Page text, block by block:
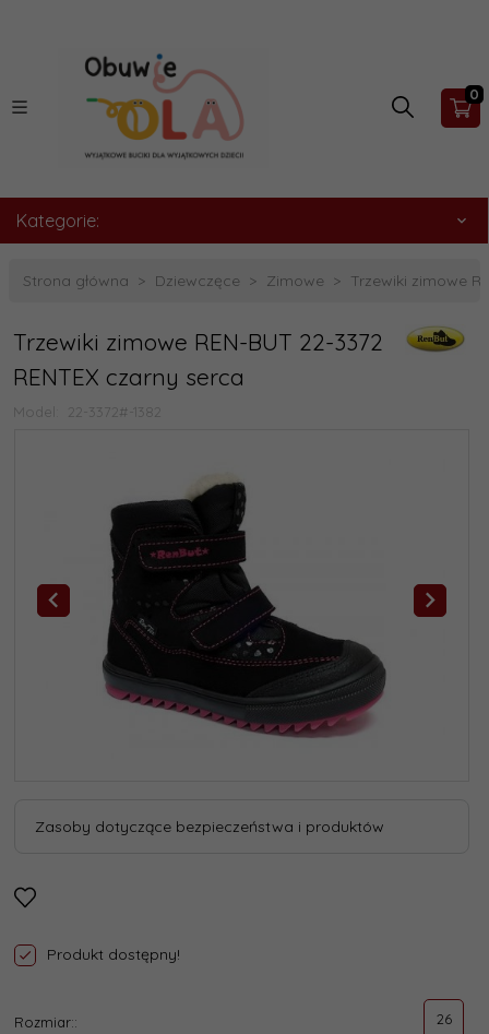
0
Kategorie:
Strona główna Dziewczęce Zimowe Trzewiki zimowe
Trzewiki zimowe REN-BUT 22-3372
RENTEX czarny serca
Model: 22-3372#-1382
Zasoby dotyczące bezpieczeństwa i produktów
Produkt dostępny!
Rozmiar:: 26